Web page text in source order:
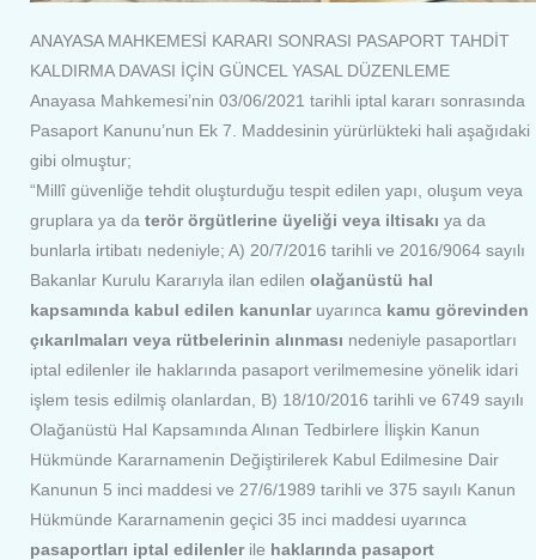
ANAYASA MAHKEMESİ KARARI SONRASI PASAPORT TAHDİT
KALDIRMA DAVASI İÇİN GÜNCEL YASAL DÜZENLEME
Anayasa Mahkemesi’nin 03/06/2021 tarihli iptal kararı sonrasında
Pasaport Kanunu’nun Ek 7. Maddesinin yürürlükteki hali aşağıdaki
gibi olmuştur;
“Millî güvenliğe tehdit oluşturduğu tespit edilen yapı, oluşum veya
gruplara ya da terör örgütlerine üyeliği veya iltisakı ya da
bunlarla irtibatı nedeniyle; A) 20/7/2016 tarihli ve 2016/9064 sayılı
Bakanlar Kurulu Kararıyla ilan edilen olağanüstü hal
kapsamında kabul edilen kanunlaruyarınca kamu görevinden
çıkarılmaları veya rütbelerinin alınması nedeniyle pasaportları
iptal edilenler ile haklarında pasaport verilmemesine yönelik idari
işlem tesis edilmiş olanlardan, B) 18/10/2016 tarihli ve 6749 sayılı
Olağanüstü Hal Kapsamında Alınan Tedbirlere İlişkin Kanun
Hükmünde Kararnamenin Değiştirilerek Kabul Edilmesine Dair
Kanunun 5 inci maddesi ve 27/6/1989 tarihli ve 375 sayılı Kanun
Hükmünde Kararnamenin geçici 35 inci maddesi uyarınca
pasaportları iptal edilenlerile haklarında pasaport